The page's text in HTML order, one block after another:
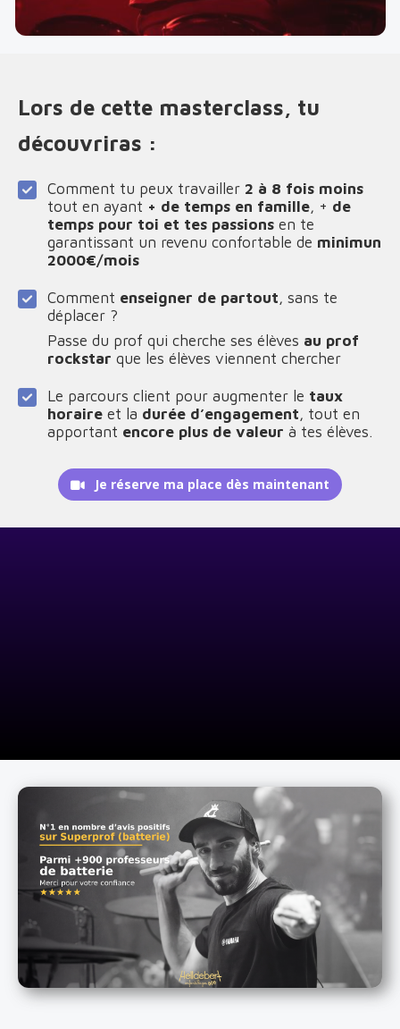
Lors de cette masterclass, tu
découvriras :
Comment tu peux travailler 2 à 8 fois moins
tout en ayant + de temps en famille, + de
temps pour toi et tes passions en te
garantissant un revenu confortable de minimun
2000€/mois
Comment enseigner de partout, sans te
déplacer ?
Passe du prof qui cherche ses élèves au prof
rockstar que les élèves viennent chercher
Le parcours client pour augmenter le taux
horaire et la durée d’engagement, tout en
apportant encore plus de valeur à tes élèves.
Je réserve ma place dès maintenant